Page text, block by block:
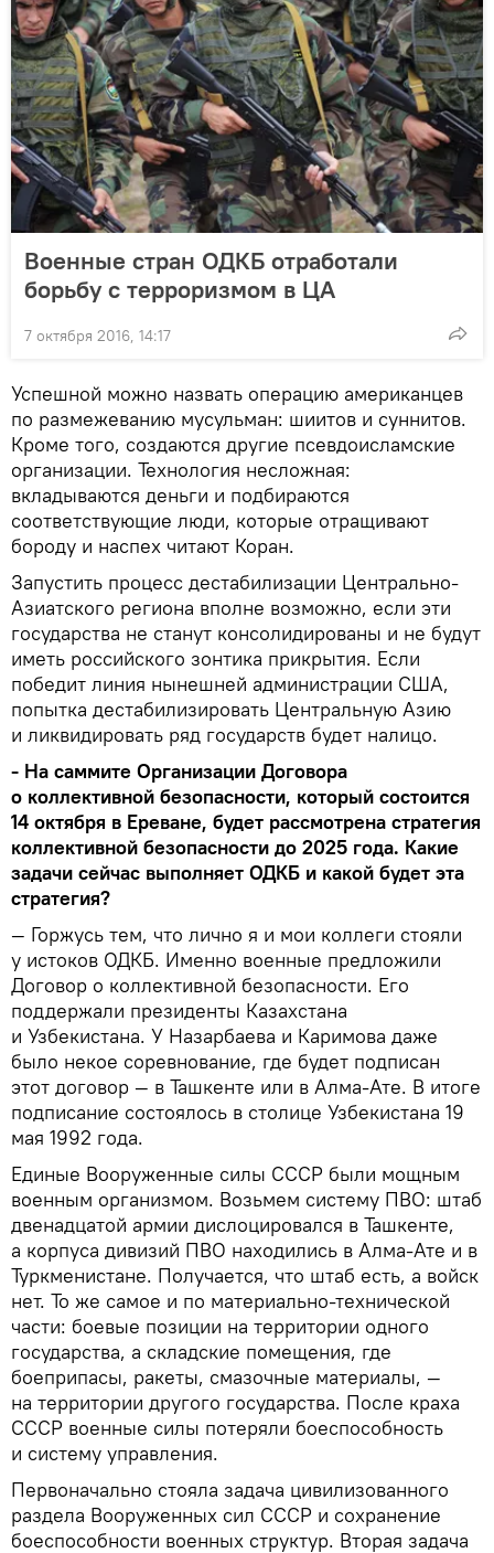
Военные стран ОДКБ отработали
борьбу с терроризмом в ЦА
7 октября 2016, 14:17
Успешной можно назвать операцию американцев
по размежеванию мусульман: шиитов и суннитов.
Кроме того, создаются другие псевдоисламские
организации. Технология несложная:
вкладываются деньги и подбираются
соответствующие люди, которые отращивают
бороду и наспех читают Коран.
Запустить процесс дестабилизации Центрально-
Азиатского региона вполне возможно, если эти
государства не станут консолидированы и не будут
иметь российского зонтика прикрытия. Если
победит линия нынешней администрации США,
попытка дестабилизировать Центральную Азию
и ликвидировать ряд государств будет налицо.
- На саммите Организации Договора
о коллективной безопасности, который состоится
14 октября в Ереване, будет рассмотрена стратегия
коллективной безопасности до 2025 года. Какие
задачи сейчас выполняет ОДКБ и какой будет эта
стратегия?
— Горжусь тем, что лично я и мои коллеги стояли
у истоков ОДКБ. Именно военные предложили
Договор о коллективной безопасности. Его
поддержали президенты Казахстана
и Узбекистана. У Назарбаева и Каримова даже
было некое соревнование, где будет подписан
этот договор — в Ташкенте или в Алма-Ате. В итоге
подписание состоялось в столице Узбекистана 19
мая 1992 года.
Единые Вооруженные силы СССР были мощным
военным организмом. Возьмем систему ПВО: штаб
двенадцатой армии дислоцировался в Ташкенте,
а корпуса дивизий ПВО находились в Алма-Ате и в
Туркменистане. Получается, что штаб есть, а войск
нет. То же самое и по материально-технической
части: боевые позиции на территории одного
государства, а складские помещения, где
боеприпасы, ракеты, смазочные материалы, —
на территории другого государства. После краха
СССР военные силы потеряли боеспособность
и систему управления.
Первоначально стояла задача цивилизованного
раздела Вооруженных сил СССР и сохранение
боеспособности военных структур. Вторая задача